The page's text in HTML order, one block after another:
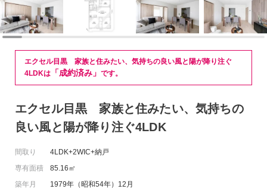
エクセル目黒 家族と住みたい、気持ちの良い風と陽が降り注ぐ
4LDKは 「成約済み」 です。
エクセル目黒 家族と住みたい、気持ちの
良い風と陽が降り注ぐ4LDK
間取り
4LDK+2WIC+納戸
専有面積
85.16㎡
築年月
1979年（昭和54年）12月